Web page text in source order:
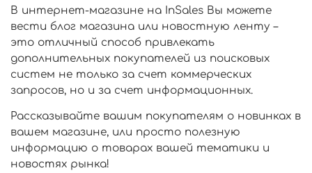
В интернет-магазине на InSales Вы можете
вести блог магазина или новостную ленту –
это отличный способ привлекать
дополнительных покупателей из поисковых
систем не только за счет коммерческих
запросов, но и за счет информационных.
Рассказывайте вашим покупателям о новинках в
вашем магазине, или просто полезную
информацию о товарах вашей тематики и
новостях рынка!